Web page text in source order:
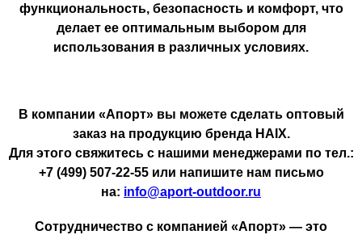
функциональность, безопасность и комфорт, что
делает ее оптимальным выбором для
использования в различных условиях.
В компании «Апорт» вы можете сделать оптовый
заказ на продукцию бренда HAIX.
Для этого свяжитесь с нашими менеджерами по тел.:
+7 (499) 507-22-55 или напишите нам письмо
на: info@aport-outdoor.ru
Сотрудничество с компанией «Апорт» — это